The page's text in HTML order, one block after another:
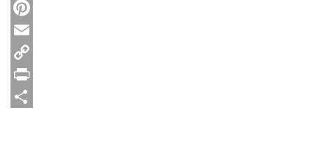
WhatsApp
Pinterest
Email
Copy
Link
Print